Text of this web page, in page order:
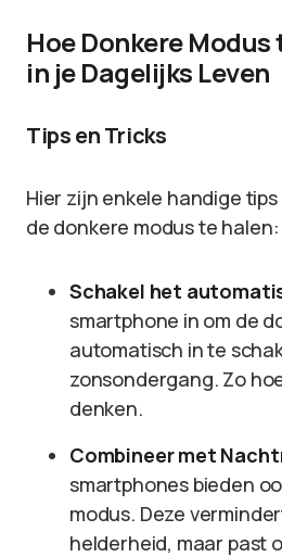
Hoe Donkere
in je Dagelijks Leven
Tips en Tricks
Hier zijn enkele handige
de donkere modus te halen:
Schakel het
smartphone in om de
automatisch in te
zonsondergang. Zo
denken.
Combineer met
smartphones bieden
modus. Deze
helderheid, maar past